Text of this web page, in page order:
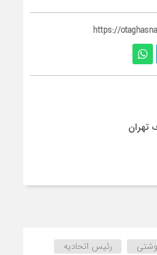
https://
تهران
رئیس اتحادیه